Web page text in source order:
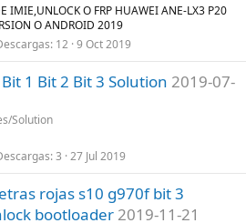
IMIE,UNLOCK O FRP HUAWEI ANE-LX3 P20
O ANDROID 2019
12 9 Oct 2019
1 Bit 2 Bit 3 Solution 2019-07-
Solution
3 27 Jul 2019
rojas s10 g970f bit 3
bootloader 2019-11-21